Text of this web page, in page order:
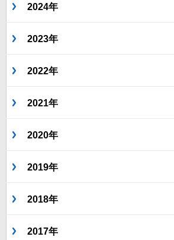
2024年
2023年
2022年
2021年
2020年
2019年
2018年
2017年